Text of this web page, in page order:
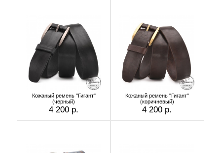
Кожаный ремень "Гигант"
(черный)
4 200 р.
Кожаный ремень "Гигант"
(коричневый)
4 200 р.